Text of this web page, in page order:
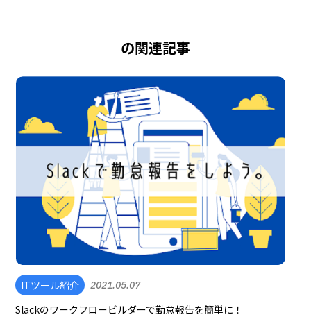
の関連記事
ITツール紹介 2021.05.07
Slackのワークフロービルダーで勤怠報告を簡単に！